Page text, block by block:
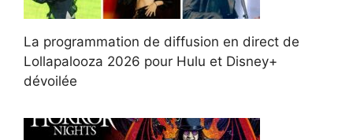
La programmation de diffusion en direct de
Lollapalooza 2026 pour Hulu et Disney+
dévoilée